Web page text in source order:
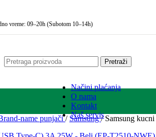
vreme: 09–20h (Subotom 10–14h)
Pretraži
Načini plaćanja
O nama
Kontakt
Naš servis
name punjači/ Samsung/ Samsung